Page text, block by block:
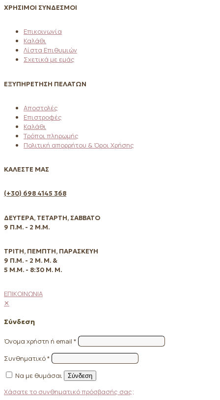
ΧΡΗΣΙΜΟΙ ΣΥΝΔΕΣΜΟΙ
Επικοινωνία
Καλάθι
Λίστα Επιθυμιών
Σχετικά με εμάς
ΕΞΥΠΗΡΕΤΗΣΗ ΠΕΛΑΤΩΝ
Αποστολές
Επιστροφές
Καλάθι
Τρόποι πληρωμής
Πολιτική απορρήτου & Όροι Χρήσης
ΚΑΛΕΣΤΕ ΜΑΣ
(+30) 698 4145 368
ΔΕΥΤΕΡΑ, ΤΕΤΑΡΤΗ, ΣΑΒΒΑΤΟ
9 Π.Μ. - 2 Μ.Μ.
ΤΡΙΤΗ, ΠΕΜΠΤΗ, ΠΑΡΑΣΚΕΥΗ
9 Π.Μ. - 2 Μ. Μ. &
5 Μ.Μ. - 8:30 Μ. Μ.
ΕΠΙΚΟΙΝΩΝΙΑ
✕
Σύνδεση
Όνομα χρήστη ή email *
Συνθηματικό*
Να με θυμάσαι
Σύνδεση
Χάσατε το συνθηματικό πρόσβασής σας;